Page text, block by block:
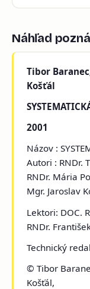
Náhľad
Tibor
Košťál
2001
Názov :
Autori : RNDr.
RNDr. Mária
Mgr. Jaroslav
Lektori: DOC.
RNDr.
Technický
© Tibor
Košťál,